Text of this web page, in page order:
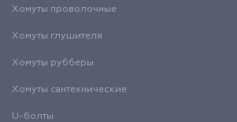
Хомуты проволочные
Хомуты глушителя
Хомуты рубберы
Хомуты сантехнические
U-болты